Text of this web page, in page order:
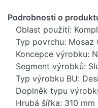
Podrobnosti o
Oblast použití:
Typ povrchu: Mosaz
Koncepce výrobku:
Segment výrobků:
Typ výrobku BU:
Doplněk typu
Hrubá šířka: 310 mm